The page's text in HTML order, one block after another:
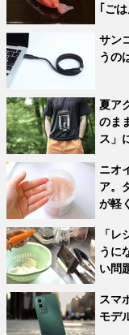
｢ごは
サン
うの
夏ア
のま
ス」
ニオ
ア。
が軽
「
うに
い問
スマ
モデ